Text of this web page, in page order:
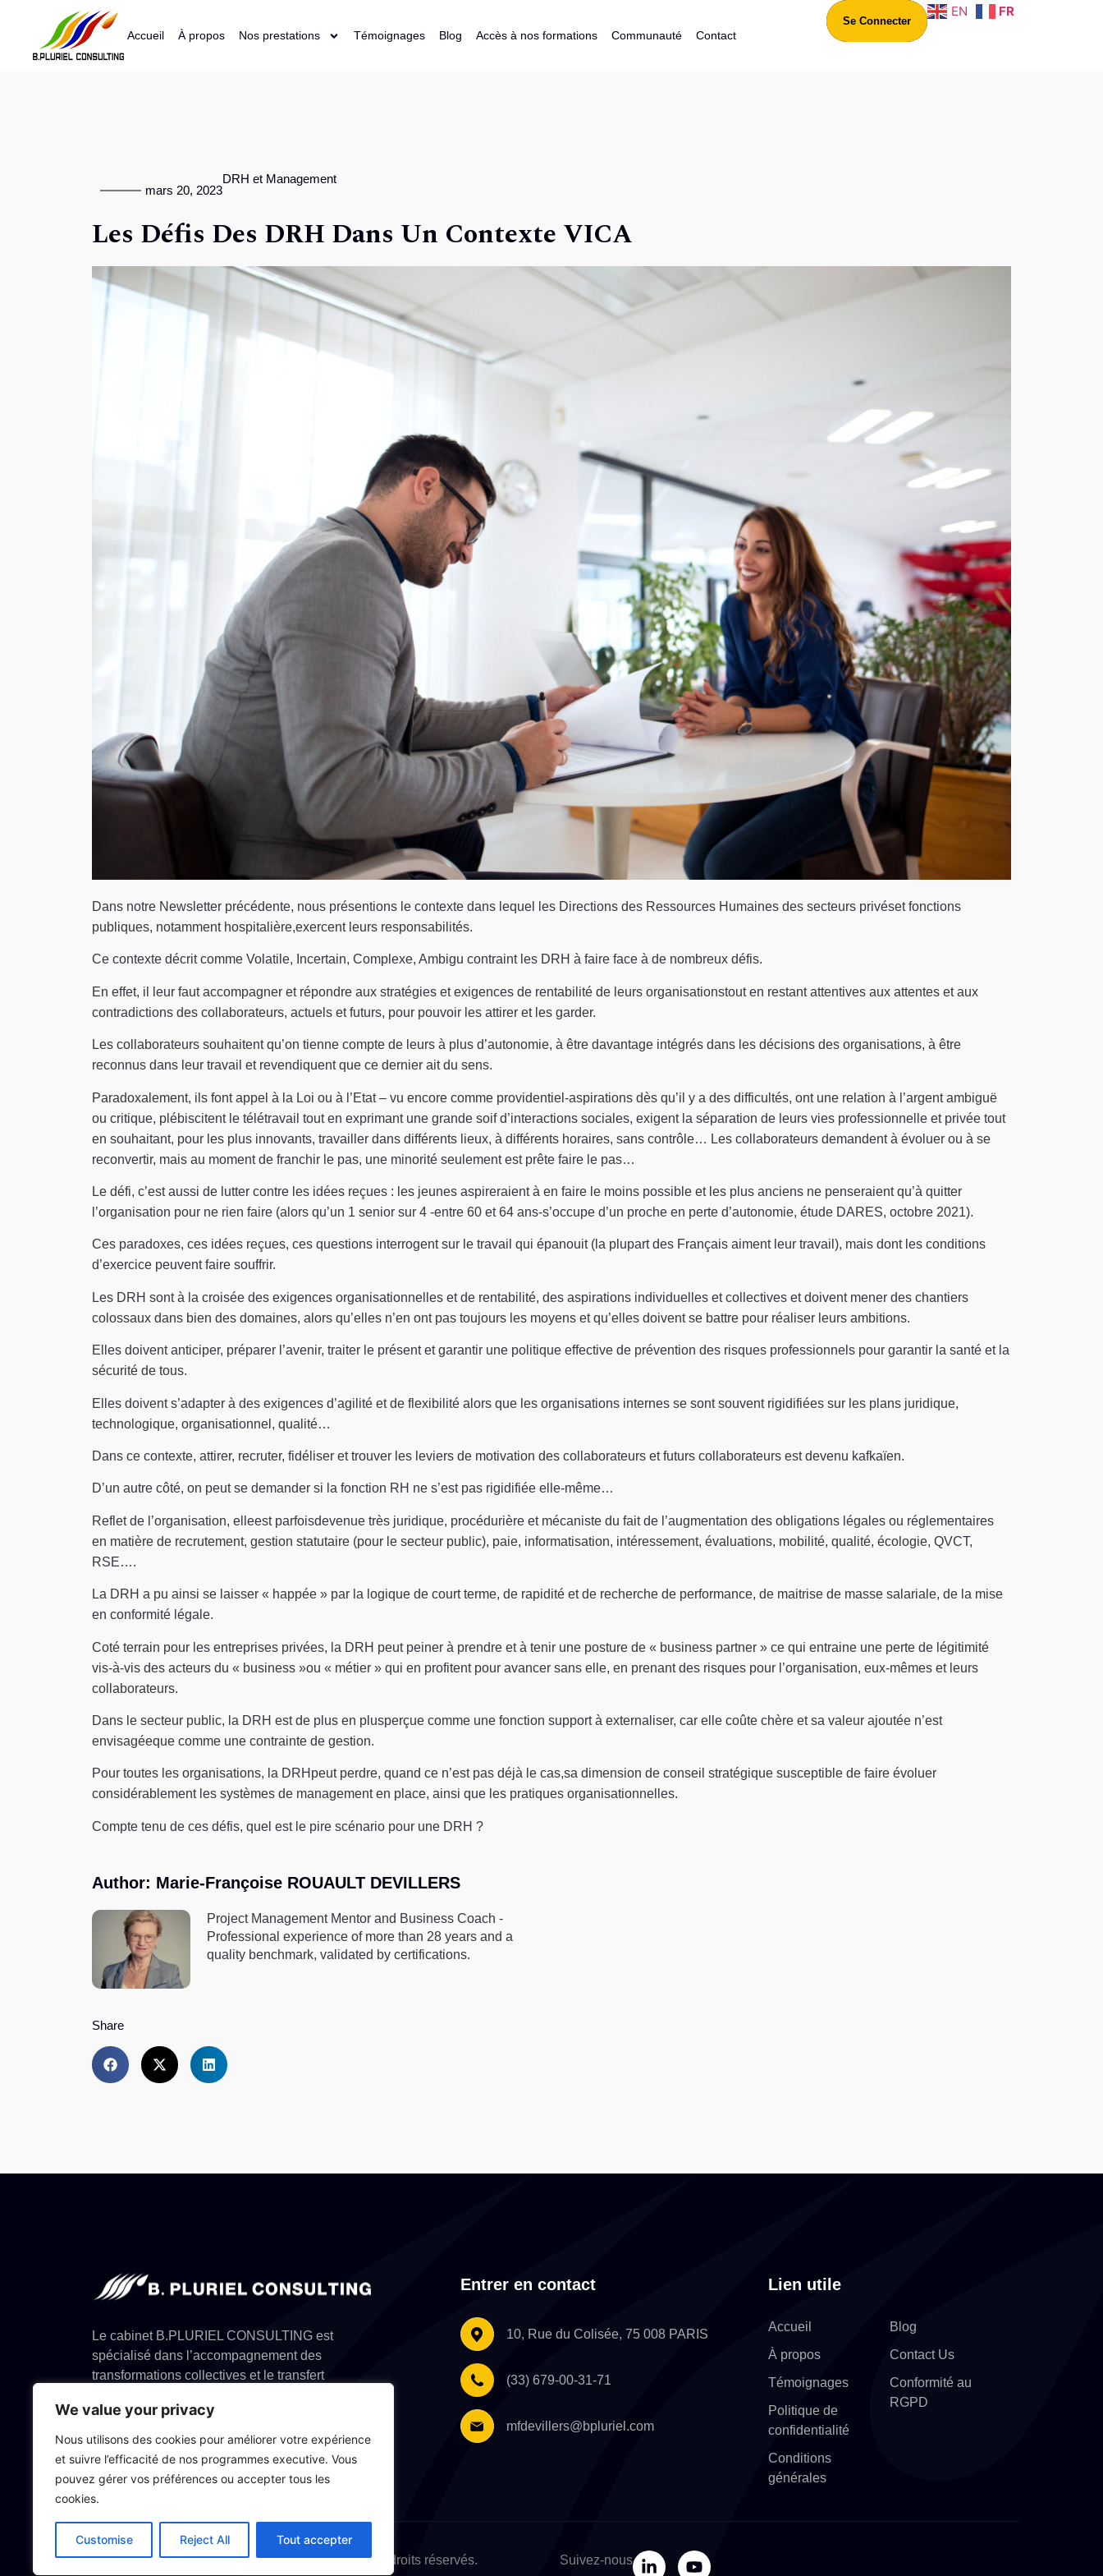
We value your privacy
Nous utilisons des cookies pour améliorer votre expérience
et suivre l’efficacité de nos programmes executive. Vous
pouvez gérer vos préférences ou accepter tous les
cookies.
Customise Reject All Tout accepter
Accueil À propos Nos prestations Témoignages Blog Accès à nos formations Communauté Contact
Se Connecter
EN FR
mars 20, 2023
DRH et Management
Les Défis Des DRH Dans Un Contexte VICA
Dans notre Newsletter précédente, nous présentions le contexte dans lequel les Directions des Ressources Humaines des secteurs privéset fonctions
publiques, notamment hospitalière,exercent leurs responsabilités.
Ce contexte décrit comme Volatile, Incertain, Complexe, Ambigu contraint les DRH à faire face à de nombreux défis.
En effet, il leur faut accompagner et répondre aux stratégies et exigences de rentabilité de leurs organisationstout en restant attentives aux attentes et aux
contradictions des collaborateurs, actuels et futurs, pour pouvoir les attirer et les garder.
Les collaborateurs souhaitent qu’on tienne compte de leurs à plus d’autonomie, à être davantage intégrés dans les décisions des organisations, à être
reconnus dans leur travail et revendiquent que ce dernier ait du sens.
Paradoxalement, ils font appel à la Loi ou à l’Etat – vu encore comme providentiel-aspirations dès qu’il y a des difficultés, ont une relation à l’argent ambiguë
ou critique, plébiscitent le télétravail tout en exprimant une grande soif d’interactions sociales, exigent la séparation de leurs vies professionnelle et privée tout
en souhaitant, pour les plus innovants, travailler dans différents lieux, à différents horaires, sans contrôle… Les collaborateurs demandent à évoluer ou à se
reconvertir, mais au moment de franchir le pas, une minorité seulement est prête faire le pas…
Le défi, c’est aussi de lutter contre les idées reçues : les jeunes aspireraient à en faire le moins possible et les plus anciens ne penseraient qu’à quitter
l’organisation pour ne rien faire (alors qu’un 1 senior sur 4 -entre 60 et 64 ans-s’occupe d’un proche en perte d’autonomie, étude DARES, octobre 2021).
Ces paradoxes, ces idées reçues, ces questions interrogent sur le travail qui épanouit (la plupart des Français aiment leur travail), mais dont les conditions
d’exercice peuvent faire souffrir.
Les DRH sont à la croisée des exigences organisationnelles et de rentabilité, des aspirations individuelles et collectives et doivent mener des chantiers
colossaux dans bien des domaines, alors qu’elles n’en ont pas toujours les moyens et qu’elles doivent se battre pour réaliser leurs ambitions.
Elles doivent anticiper, préparer l’avenir, traiter le présent et garantir une politique effective de prévention des risques professionnels pour garantir la santé et la
sécurité de tous.
Elles doivent s’adapter à des exigences d’agilité et de flexibilité alors que les organisations internes se sont souvent rigidifiées sur les plans juridique,
technologique, organisationnel, qualité…
Dans ce contexte, attirer, recruter, fidéliser et trouver les leviers de motivation des collaborateurs et futurs collaborateurs est devenu kafkaïen.
D’un autre côté, on peut se demander si la fonction RH ne s’est pas rigidifiée elle-même…
Reflet de l’organisation, elleest parfoisdevenue très juridique, procédurière et mécaniste du fait de l’augmentation des obligations légales ou réglementaires
en matière de recrutement, gestion statutaire (pour le secteur public), paie, informatisation, intéressement, évaluations, mobilité, qualité, écologie, QVCT,
RSE….
La DRH a pu ainsi se laisser « happée » par la logique de court terme, de rapidité et de recherche de performance, de maitrise de masse salariale, de la mise
en conformité légale.
Coté terrain pour les entreprises privées, la DRH peut peiner à prendre et à tenir une posture de « business partner » ce qui entraine une perte de légitimité
vis-à-vis des acteurs du « business »ou « métier » qui en profitent pour avancer sans elle, en prenant des risques pour l’organisation, eux-mêmes et leurs
collaborateurs.
Dans le secteur public, la DRH est de plus en plusperçue comme une fonction support à externaliser, car elle coûte chère et sa valeur ajoutée n’est
envisagéeque comme une contrainte de gestion.
Pour toutes les organisations, la DRHpeut perdre, quand ce n’est pas déjà le cas,sa dimension de conseil stratégique susceptible de faire évoluer
considérablement les systèmes de management en place, ainsi que les pratiques organisationnelles.
Compte tenu de ces défis, quel est le pire scénario pour une DRH ?
Author: Marie-Françoise ROUAULT DEVILLERS
Project Management Mentor and Business Coach -
Professional experience of more than 28 years and a
quality benchmark, validated by certifications.
Share
Le cabinet B.PLURIEL CONSULTING est
spécialisé dans l’accompagnement des
transformations collectives et le transfert
conseil, appliqués aux enjeux métier de l’entreprise.
Entrer en contact
10, Rue du Colisée, 75 008 PARIS
(33) 679-00-31-71
mfdevillers@bpluriel.com
Lien utile
Accueil
À propos
Témoignages
Politique de
confidentialité
Conditions
générales
Blog
Contact Us
Conformité au
RGPD
Droits d’auteur © 2026B Pluriel Consulting, Tous droits réservés. Suivez-nous